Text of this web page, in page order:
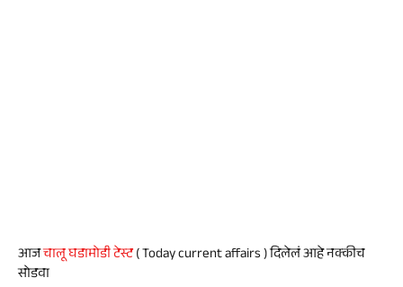
आजचालू घडामोडी टेस्ट( Today current affairs ) दिलेलं आहे नक्कीच
सोडवा